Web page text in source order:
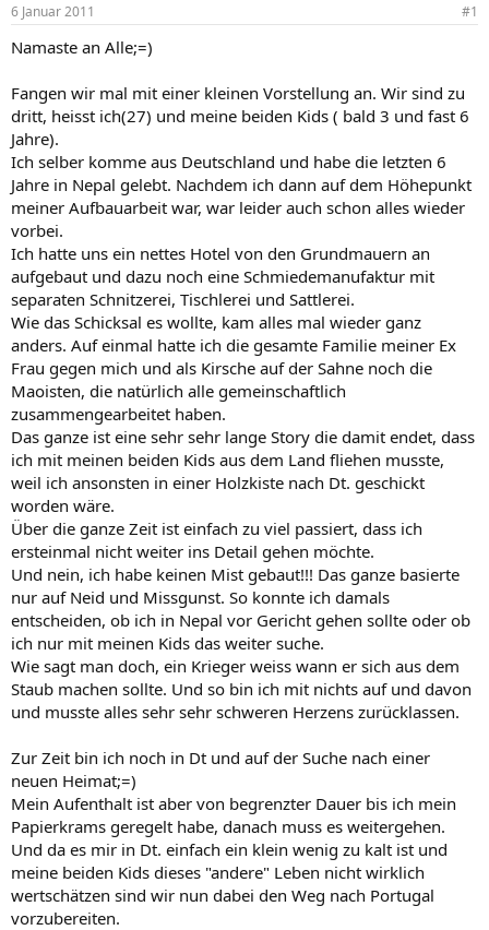
e
r
t
a
m
6 Januar 2011 #1
Namaste an Alle;=)
Fangen wir mal mit einer kleinen Vorstellung an. Wir sind zu
dritt, heisst ich(27) und meine beiden Kids ( bald 3 und fast 6
Jahre).
Ich selber komme aus Deutschland und habe die letzten 6
Jahre in Nepal gelebt. Nachdem ich dann auf dem Höhepunkt
meiner Aufbauarbeit war, war leider auch schon alles wieder
vorbei.
Ich hatte uns ein nettes Hotel von den Grundmauern an
aufgebaut und dazu noch eine Schmiedemanufaktur mit
separaten Schnitzerei, Tischlerei und Sattlerei.
Wie das Schicksal es wollte, kam alles mal wieder ganz
anders. Auf einmal hatte ich die gesamte Familie meiner Ex
Frau gegen mich und als Kirsche auf der Sahne noch die
Maoisten, die natürlich alle gemeinschaftlich
zusammengearbeitet haben.
Das ganze ist eine sehr sehr lange Story die damit endet, dass
ich mit meinen beiden Kids aus dem Land fliehen musste,
weil ich ansonsten in einer Holzkiste nach Dt. geschickt
worden wäre.
Über die ganze Zeit ist einfach zu viel passiert, dass ich
ersteinmal nicht weiter ins Detail gehen möchte.
Und nein, ich habe keinen Mist gebaut!!! Das ganze basierte
nur auf Neid und Missgunst. So konnte ich damals
entscheiden, ob ich in Nepal vor Gericht gehen sollte oder ob
ich nur mit meinen Kids das weiter suche.
Wie sagt man doch, ein Krieger weiss wann er sich aus dem
Staub machen sollte. Und so bin ich mit nichts auf und davon
und musste alles sehr sehr schweren Herzens zurücklassen.
Zur Zeit bin ich noch in Dt und auf der Suche nach einer
neuen Heimat;=)
Mein Aufenthalt ist aber von begrenzter Dauer bis ich mein
Papierkrams geregelt habe, danach muss es weitergehen.
Und da es mir in Dt. einfach ein klein wenig zu kalt ist und
meine beiden Kids dieses "andere" Leben nicht wirklich
wertschätzen sind wir nun dabei den Weg nach Portugal
vorzubereiten.